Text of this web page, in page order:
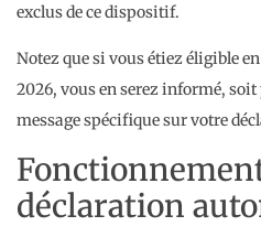
exclus de ce dispositif.
Notez que si vous étiez éligible
2026, vous en serez informé,
message spécifique sur votre
déclaration